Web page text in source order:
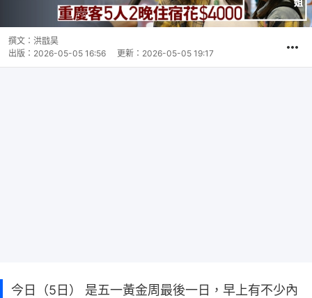
撰文： 洪戩昊
出版： 2026-05-05 16:56 更新： 2026-05-05 19:17
今日（5日） 是五一黃金周最後一日，早上有不少內